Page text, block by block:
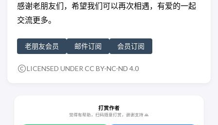
感谢老朋友们，希望我们可以再次相遇，有爱的一起
交流更多。
老朋友会员 邮件订阅 会员订阅
LICENSED UNDER CC BY-NC-ND 4.0
打赏作者
觉得有帮助，扫码随意打赏，谢谢支持 🙏